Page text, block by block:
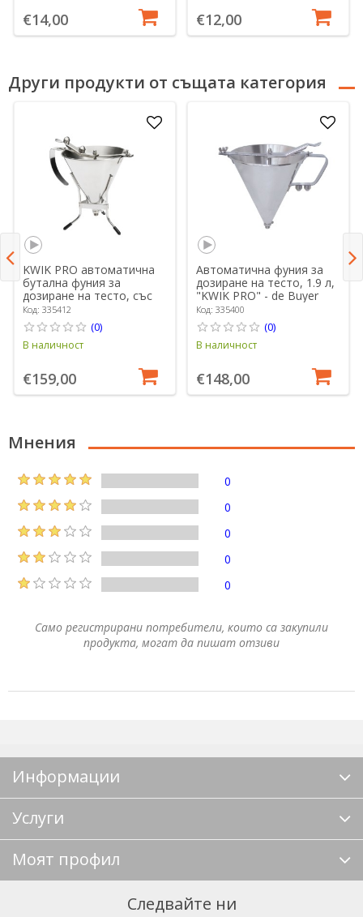
€14,00 €12,00
Други продукти от същата категория
KWIK PRO автоматична
бутална фуния за
дозиране на тесто, със
стойка, 1,5 L - марка "de
Buyer"
Код: 335412
(0)
В наличност
€159,00
Автоматична фуния за
дозиране на тесто, 1.9 л,
"KWIK PRO" - de Buyer
Код: 335400
(0)
В наличност
€148,00
Мнения
0
0
0
0
0
Само регистрирани потребители, които са закупили
продукта, могат да пишат отзиви
Информации
Услуги
Моят профил
Следвайте ни